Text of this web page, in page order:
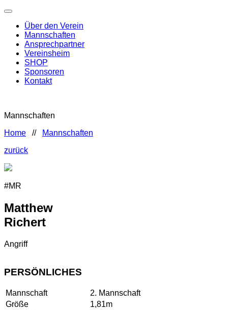
Über den Verein
Mannschaften
Ansprechpartner
Vereinsheim
SHOP
Sponsoren
Kontakt
Mannschaften
Home //
Mannschaften
zurück
#MR
Matthew
Richert
Angriff
PERSÖNLICHES
Mannschaft
2. Mannschaft
Größe
1,81m